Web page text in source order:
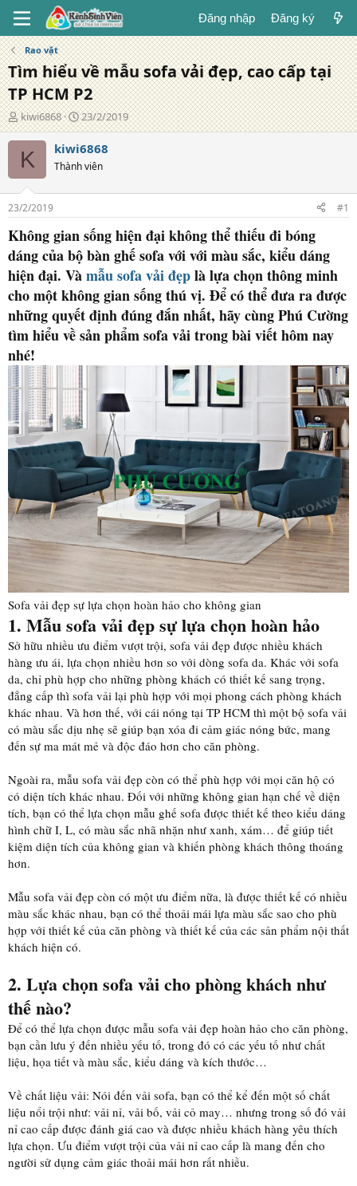
Đăng nhập Đăng ký
Rao vặt
Tìm hiểu về mẫu sofa vải đẹp, cao cấp tại
TP HCM P2
T
á
c
g
ả
kiwi6868
N
g
à
đ
g
23/2/2019
K kiwi6868
Thành viên
23/2/2019 #1
Không gian sống hiện đại không thể thiếu đi bóng
dáng của bộ bàn ghế sofa với với màu sắc, kiểu dáng
hiện đại. Vàmẫu sofa vải đẹplà lựa chọn thông minh
cho một không gian sống thú vị. Để có thể đưa ra được
những quyết định đúng đắn nhất, hãy cùng Phú Cường
tìm hiểu về sản phẩm sofa vải trong bài viết hôm nay
nhé!
Sofa vải đẹp sự lựa chọn hoàn hảo cho không gian
1. Mẫu sofa vải đẹp sự lựa chọn hoàn hảo
Sở hữu nhiều ưu điểm vượt trội, sofa vải đẹp được nhiều khách
hàng ưu ái, lựa chọn nhiều hơn so với dòng sofa da. Khác với sofa
da, chỉ phù hợp cho những phòng khách có thiết kế sang trọng,
đẳng cấp thì sofa vải lại phù hợp với mọi phong cách phòng khách
khác nhau. Và hơn thế, với cái nóng tại TP HCM thì một bộ sofa vải
có màu sắc dịu nhẹ sẽ giúp bạn xóa đi cảm giác nóng bức, mang
đến sự ma mát mẻ và độc đáo hơn cho căn phòng.
Ngoài ra, mẫu sofa vải đẹp còn có thể phù hợp với mọi căn hộ có
có diện tích khác nhau. Đối với những không gian hạn chế về diện
tích, bạn có thể lựa chọn mẫu ghế sofa được thiết kế theo kiểu dáng
hình chữ I, L, có màu sắc nhã nhặn như xanh, xám… để giúp tiết
kiệm diện tích của không gian và khiến phòng khách thông thoáng
hơn.
Mẫu sofa vải đẹp còn có một ưu điểm nữa, là được thiết kế có nhiều
màu sắc khác nhau, bạn có thể thoải mái lựa màu sắc sao cho phù
hợp với thiết kế của căn phòng và thiết kế của các sản phẩm nội thất
khách hiện có.
2. Lựa chọn sofa vải cho phòng khách như
thế nào?
Để có thể lựa chọn được mẫu sofa vải đẹp hoàn hảo cho căn phòng,
bạn cần lưu ý đến nhiều yếu tố, trong đó có các yếu tố như chất
liệu, họa tiết và màu sắc, kiểu dáng và kích thước…
Về chất liệu vải: Nói đến vải sofa, bạn có thể kể đến một số chất
liệu nổi trội như: vải nỉ, vải bố, vải cỏ may… nhưng trong số đó vải
nỉ cao cấp được đánh giá cao và được nhiều khách hàng yêu thích
lựa chọn. Ưu điểm vượt trội của vải nỉ cao cấp là mang đến cho
người sử dụng cảm giác thoải mái hơn rất nhiều.